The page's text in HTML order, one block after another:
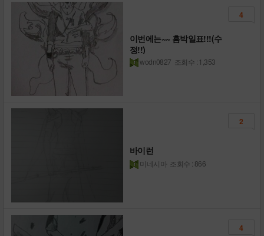
이번에는~~ 흠박일표!!!(수
정!!)
wodn0827 조회수 : 1,353
4
바이런
미네시마 조회수 : 866
2
4